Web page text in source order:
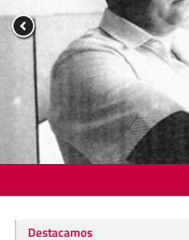
Destacamos